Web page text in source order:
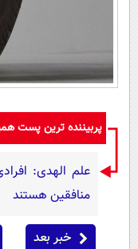
پربیننده ترین پست
علم الهدی:
منافقین هستند
خبر بعد